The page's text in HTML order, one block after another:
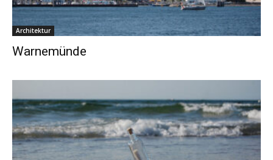
Architektur
Warnemünde